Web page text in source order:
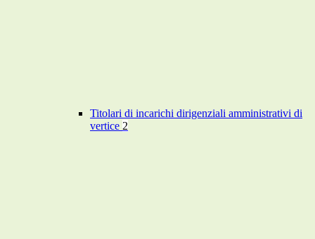
Titolari di incarichi dirigenziali amministrativi di
vertice 2